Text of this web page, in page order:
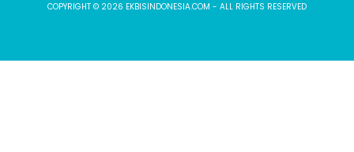
COPYRIGHT © 2026 EKBISINDONESIA.COM - ALL RIGHTS RESERVED